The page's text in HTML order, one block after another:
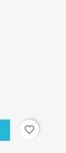
favorite_border